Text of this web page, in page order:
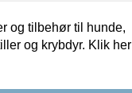
og tilbehør til hunde,
og krybdyr. Klik her